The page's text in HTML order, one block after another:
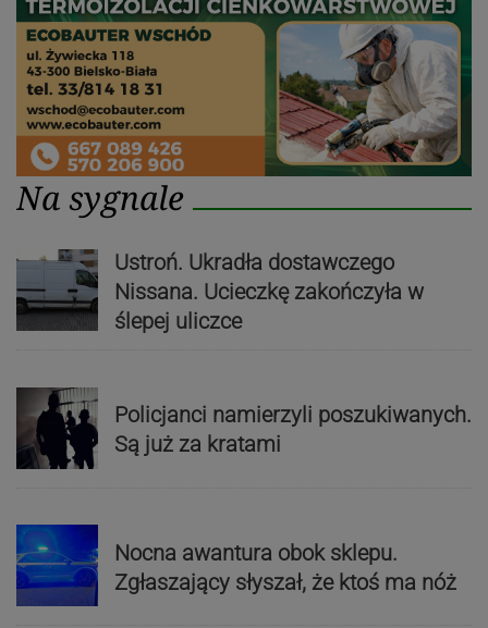
Na sygnale
Ustroń. Ukradła dostawczego
Nissana. Ucieczkę zakończyła w
ślepej uliczce
Policjanci namierzyli poszukiwanych.
Są już za kratami
Nocna awantura obok sklepu.
Zgłaszający słyszał, że ktoś ma nóż